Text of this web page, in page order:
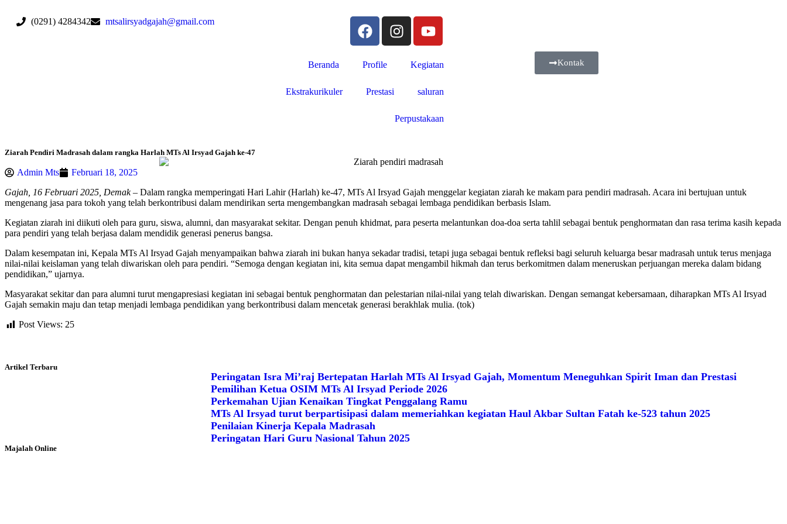
(0291) 4284342 mtsalirsyadgajah@gmail.com
Beranda Profile Kegiatan
Ekstrakurikuler Prestasi saluran
Perpustakaan
Kontak
Ziarah Pendiri Madrasah dalam rangka Harlah MTs Al Irsyad Gajah ke-47
Admin Mts
Februari 18, 2025
Gajah, 16 Februari 2025, Demak– Dalam rangka memperingati Hari Lahir (Harlah) ke-47, MTs Al Irsyad Gajah menggelar kegiatan ziarah ke makam para pendiri madrasah. Acara ini bertujuan untuk
mengenang jasa para tokoh yang telah berkontribusi dalam mendirikan serta mengembangkan madrasah sebagai lembaga pendidikan berbasis Islam.
Kegiatan ziarah ini diikuti oleh para guru, siswa, alumni, dan masyarakat sekitar. Dengan penuh khidmat, para peserta melantunkan doa-doa serta tahlil sebagai bentuk penghormatan dan rasa terima kasih kepada
para pendiri yang telah berjasa dalam mendidik generasi penerus bangsa.
Dalam kesempatan ini, Kepala MTs Al Irsyad Gajah menyampaikan bahwa ziarah ini bukan hanya sekadar tradisi, tetapi juga sebagai bentuk refleksi bagi seluruh keluarga besar madrasah untuk terus menjaga
nilai-nilai keislaman yang telah diwariskan oleh para pendiri. “Semoga dengan kegiatan ini, kita semua dapat mengambil hikmah dan terus berkomitmen dalam meneruskan perjuangan mereka dalam bidang
pendidikan,” ujarnya.
Masyarakat sekitar dan para alumni turut mengapresiasi kegiatan ini sebagai bentuk penghormatan dan pelestarian nilai-nilai yang telah diwariskan. Dengan semangat kebersamaan, diharapkan MTs Al Irsyad
Gajah semakin maju dan tetap menjadi lembaga pendidikan yang berkontribusi dalam mencetak generasi berakhlak mulia. (tok)
Post Views: 25
Artikel Terbaru
Peringatan Isra Mi’raj Bertepatan Harlah MTs Al Irsyad Gajah, Momentum Meneguhkan Spirit Iman dan Prestasi
Pemilihan Ketua OSIM MTs Al Irsyad Periode 2026
Perkemahan Ujian Kenaikan Tingkat Penggalang Ramu
MTs Al Irsyad turut berpartisipasi dalam memeriahkan kegiatan Haul Akbar Sultan Fatah ke-523 tahun 2025
Penilaian Kinerja Kepala Madrasah
Peringatan Hari Guru Nasional Tahun 2025
Majalah Online